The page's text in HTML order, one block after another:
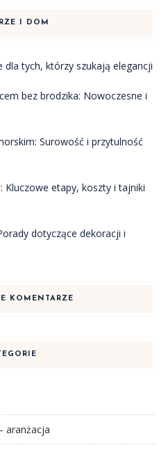
I DOM
dla tych, którzy szukają elegancji
bez brodzika: Nowoczesne i
Surowość i przytulność
Kluczowe etapy, koszty i tajniki
dotyczące dekoracji i
KOMENTARZE
aranżacja